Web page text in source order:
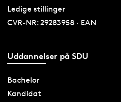
Ledige stillinger
CVR-NR: 29283958 · EAN
Uddannelser på SDU
Bachelor
Kandidat